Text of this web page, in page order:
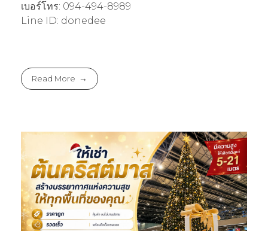
เบอร์โทร: 094-494-8989
Line ID: donedee
Read More